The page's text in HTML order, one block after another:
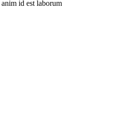
id est laborum